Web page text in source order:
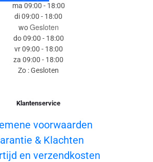
ma 09:00 - 18:00
di 09:00 - 18:00
woGesloten
do 09:00 - 18:00
vr 09:00 - 18:00
za 09:00 - 18:00
Zo : Gesloten
Klantenservice
voorwaarden
& Klachten
en verzendkosten